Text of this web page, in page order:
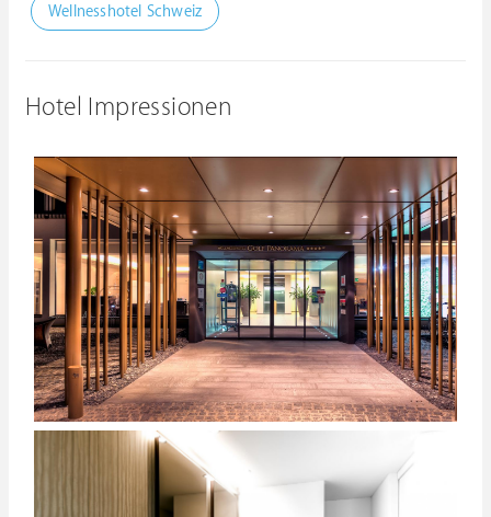
Wellnesshotel Schweiz
Hotel Impressionen